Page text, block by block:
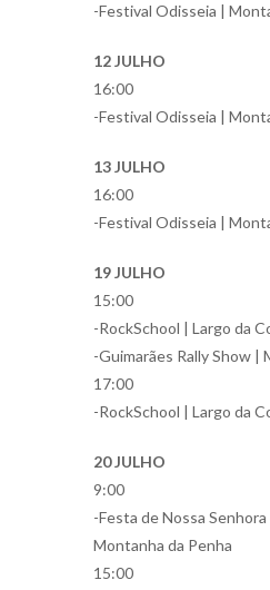
-Festival Odisseia |
12 JULHO
16:00
-Festival Odisseia |
13 JULHO
16:00
-Festival Odisseia |
19 JULHO
15:00
-RockSchool | Largo da
-Guimarães Rally Show |
17:00
-RockSchool | Largo da
20 JULHO
9:00
-Festa de Nossa Senhora
Montanha da Penha
15:00